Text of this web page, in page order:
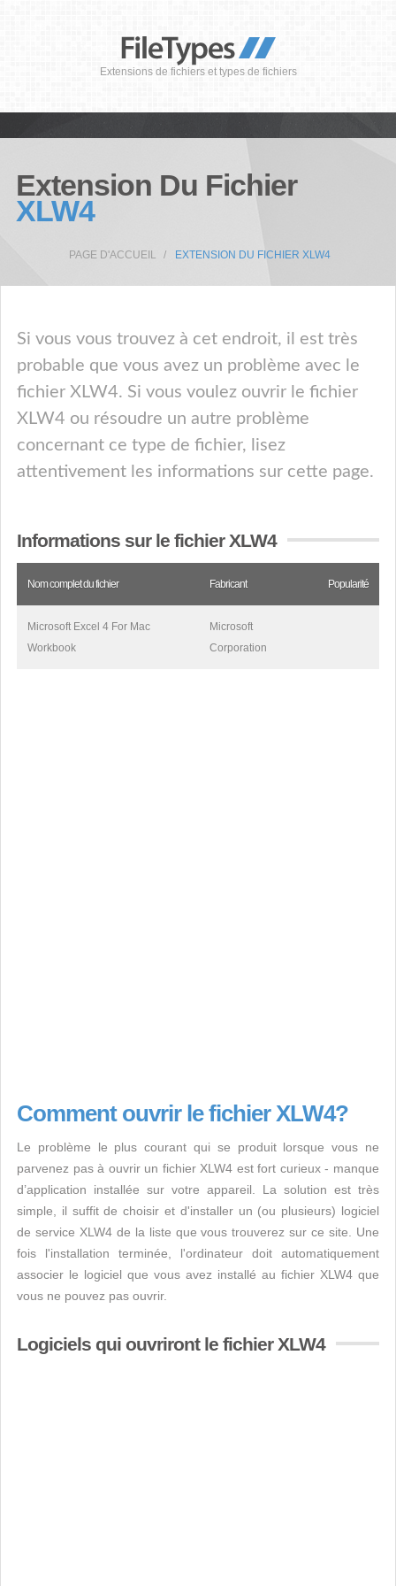
Extensions de fichiers et types de fichiers
Extension Du Fichier
XLW4
PAGE D'ACCUEIL EXTENSION DU FICHIER XLW4
Si vous vous trouvez à cet endroit, il est très
probable que vous avez un problème avec le
fichier XLW4. Si vous voulez ouvrir le fichier
XLW4 ou résoudre un autre problème
concernant ce type de fichier, lisez
attentivement les informations sur cette page.
Informations sur le fichier XLW4
Nom complet du fichier Fabricant Popularité
Microsoft Excel 4 For Mac
Workbook
Microsoft
Corporation
Comment ouvrir le fichier XLW4?
Le problème le plus courant qui se produit lorsque vous ne
parvenez pas à ouvrir un fichier XLW4 est fort curieux - manque
d’application installée sur votre appareil. La solution est très
simple, il suffit de choisir et d'installer un (ou plusieurs) logiciel
de service XLW4 de la liste que vous trouverez sur ce site. Une
fois l'installation terminée, l'ordinateur doit automatiquement
associer le logiciel que vous avez installé au fichier XLW4 que
vous ne pouvez pas ouvrir.
Logiciels qui ouvriront le fichier XLW4